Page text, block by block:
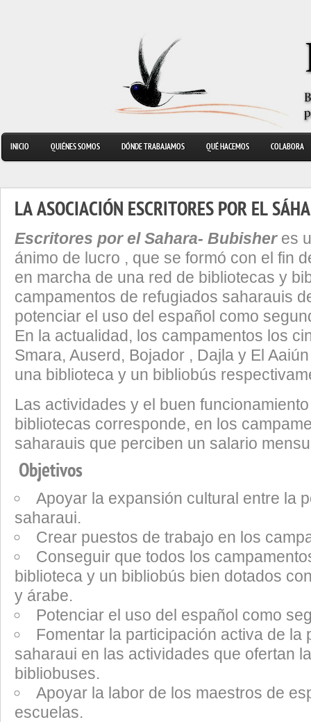
INICIO QUIÉNES SOMOS DÓNDE TRABAJAMOS QUÉ HACEMOS COLABORA
LA ASOCIACIÓN ESCRITORES POR EL
Escritores por el Sahara- Bubisheres
ánimo de lucro , que se formó con el fin
en marcha de una red de bibliotecas y
campamentos de refugiados saharauis
potenciar el uso del español como
En la actualidad, los campamentos los
Smara, Auserd, Bojador , Dajla y El
una biblioteca y un bibliobús
Las actividades y el buen
bibliotecas corresponde, en los
saharauis que perciben un salario
Objetivos
Apoyar la expansión cultural entre la
saharaui.
Crear puestos de trabajo en los
Conseguir que todos los
biblioteca y un bibliobús bien dotados
y árabe.
Potenciar el uso del español como
Fomentar la participación activa de la
saharaui en las actividades que ofertan
bibliobuses.
Apoyar la labor de los maestros de
escuelas.